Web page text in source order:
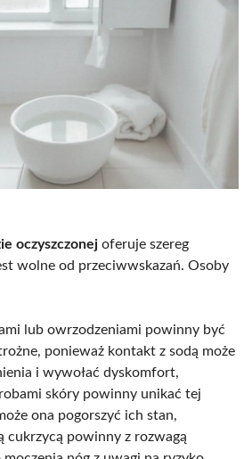
oczyszczonej oferuje szereg
wolne od przeciwwskazań. Osoby
lub owrzodzeniami powinny być
ponieważ kontakt z sodą może
i wywołać dyskomfort,
skóry powinny unikać tej
ona pogorszyć ich stan,
cukrzycą powinny z rozwagą